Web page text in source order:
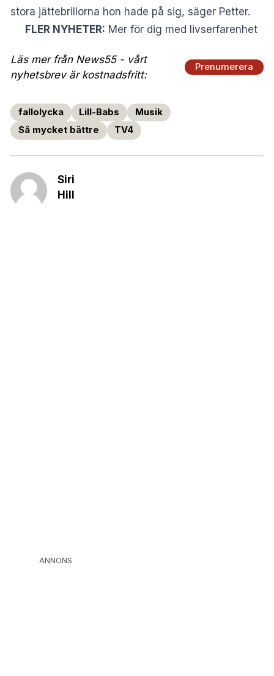
stora jättebrillorna hon hade på sig, säger Petter.
FLER NYHETER: Mer för dig med livserfarenhet
Läs mer från News55 - vårt
nyhetsbrev är kostnadsfritt:
Prenumerera
fallolycka Lill-Babs
Musik
Så mycket bättre
TV4
Siri
Hill
ANNONS